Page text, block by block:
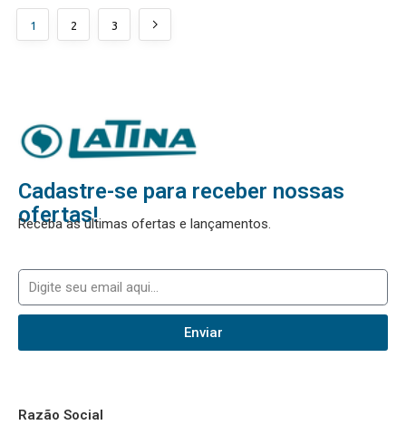
1 2 3
Cadastre-se para receber nossas
ofertas!
Receba as últimas ofertas e lançamentos.
Enviar
Razão Social